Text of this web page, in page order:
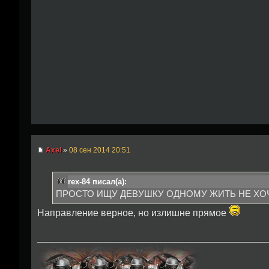
Axel » 08 сен 2014 20:51
rex-84 писал(а):
ПРОСТО ИЩУ ДЕВУШКУ ОДНОМУ ЖИТЬ НЕ
Направление верное, но излишне прямое